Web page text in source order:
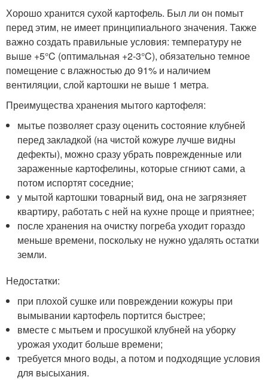
Хорошо хранится сухой картофель. Был ли он помыт
перед этим, не имеет принципиального значения. Также
важно создать правильные условия: температуру не
выше +5°C (оптимальная +2-3°C), обязательно темное
помещение с влажностью до 91% и наличием
вентиляции, слой картошки не выше 1 метра.
Преимущества хранения мытого картофеля:
мытье позволяет сразу оценить состояние клубней
перед закладкой (на чистой кожуре лучше видны
дефекты), можно сразу убрать поврежденные или
зараженные картофелины, которые сгниют сами, а
потом испортят соседние;
у мытой картошки товарный вид, она не загрязняет
квартиру, работать с ней на кухне проще и приятнее;
после хранения на очистку погреба уходит гораздо
меньше времени, поскольку не нужно удалять остатки
земли.
Недостатки:
при плохой сушке или повреждении кожуры при
вымывании картофель портится быстрее;
вместе с мытьем и просушкой клубней на уборку
урожая уходит больше времени;
требуется много воды, а потом и подходящие условия
для высыхания.